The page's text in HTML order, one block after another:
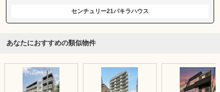
センチュリー21パキラハウス
あなたにおすすめの類似物件